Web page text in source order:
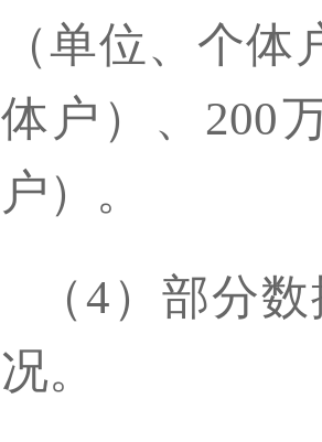
（单位、个
体户）、200
户）。
（4）部分
况。